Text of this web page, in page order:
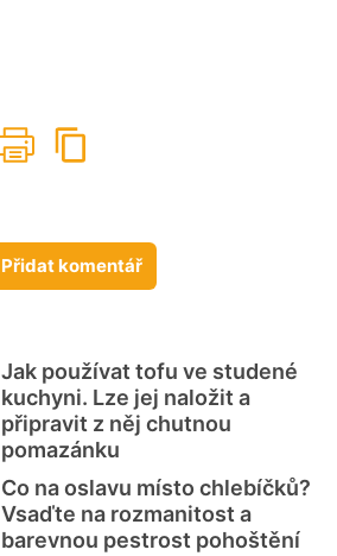
Přidat komentář
Jak používat tofu ve studené
kuchyni. Lze jej naložit a
připravit z něj chutnou
pomazánku
Co na oslavu místo chlebíčků?
Vsaďte na rozmanitost a
barevnou pestrost pohoštění